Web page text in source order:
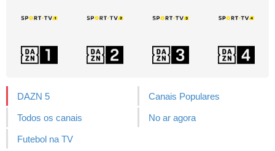
DAZN 5 Canais Populares
Todos os canais No ar agora
Futebol na TV